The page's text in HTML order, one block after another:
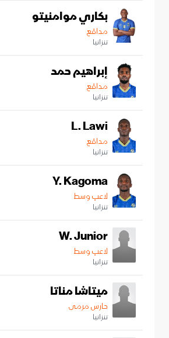
بكاري موامنيتو
مدافع
تنزانيا
إبراهيم حمد
مدافع
تنزانيا
L. Lawi
مدافع
تنزانيا
Y. Kagoma
لاعب وسط
تنزانيا
W. Junior
لاعب وسط
تنزانيا
ميتاشا مناتا
حارس مرمى
تنزانيا